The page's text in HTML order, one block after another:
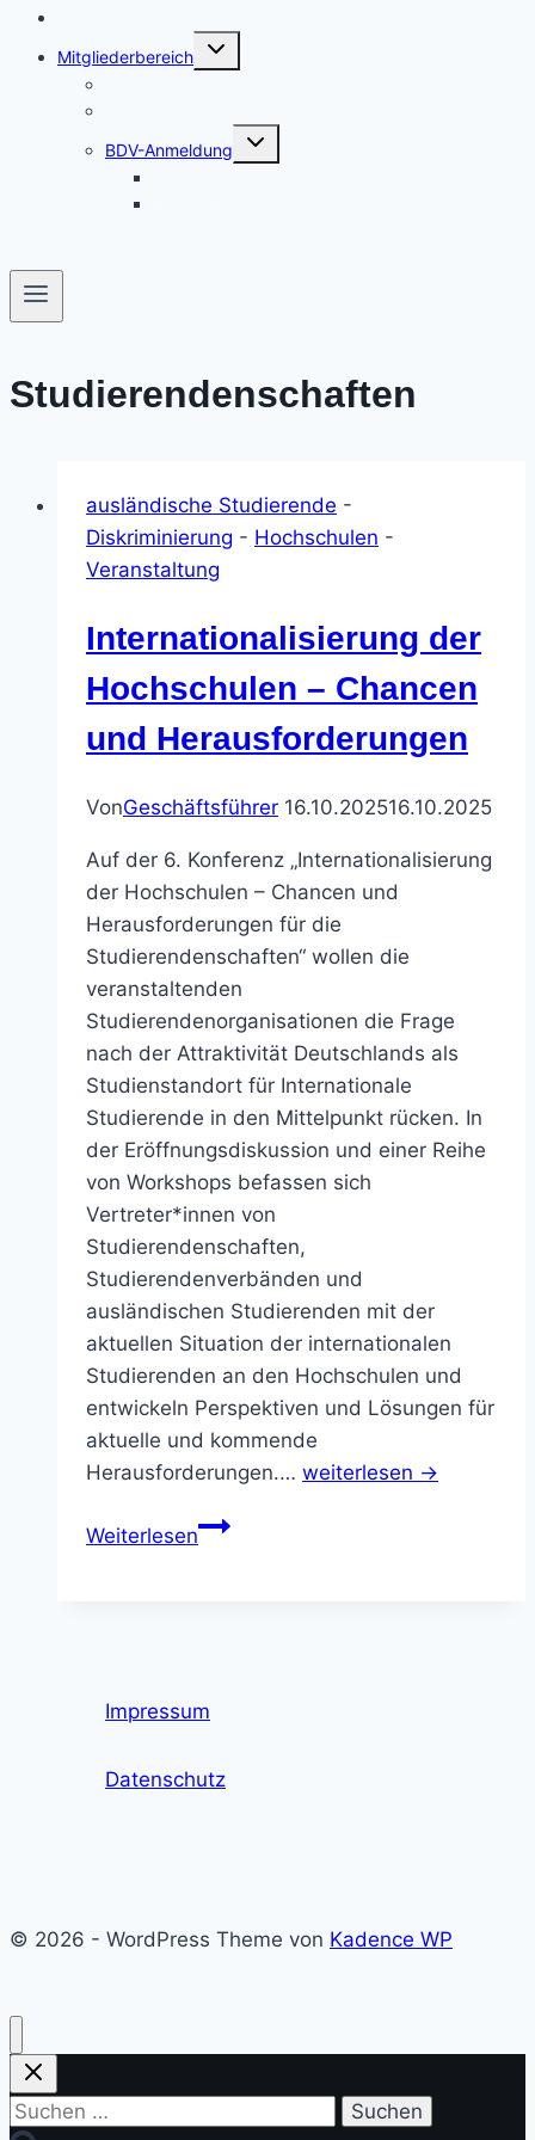
Mitgliederbereich
Untermenü
BDV-Anmeldung
Untermenü
Studierendenschaften
ausländische Studierende -
Diskriminierung - Hochschulen -
Veranstaltung
Internationalisierung der
Hochschulen – Chancen
und Herausforderungen
VonGeschäftsführer 16.10.202516.10.2025
Auf der 6. Konferenz „Internationalisierung
der Hochschulen – Chancen und
Herausforderungen für die
Studierendenschaften“ wollen die
veranstaltenden
Studierendenorganisationen die Frage
nach der Attraktivität Deutschlands als
Studienstandort für Internationale
Studierende in den Mittelpunkt rücken. In
der Eröffnungsdiskussion und einer Reihe
von Workshops befassen sich
Vertreter*innen von
Studierendenschaften,
Studierendenverbänden und
ausländischen Studierenden mit der
aktuellen Situation der internationalen
Studierenden an den Hochschulen und
entwickeln Perspektiven und Lösungen für
aktuelle und kommende
Herausforderungen.… weiterlesen →
WeiterlesenInternationalisierung
Herausforderungen
Impressum
Datenschutz
© 2026 - WordPress Theme von Kadence WP
Suchen